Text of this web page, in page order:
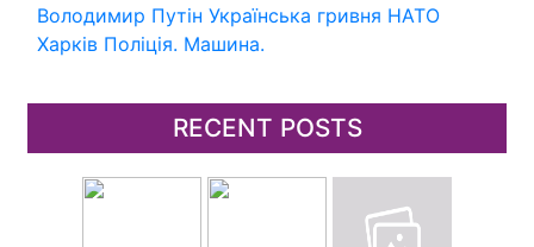
Володимир Путін Українська гривня НАТО
Харків Поліція. Машина.
RECENT POSTS